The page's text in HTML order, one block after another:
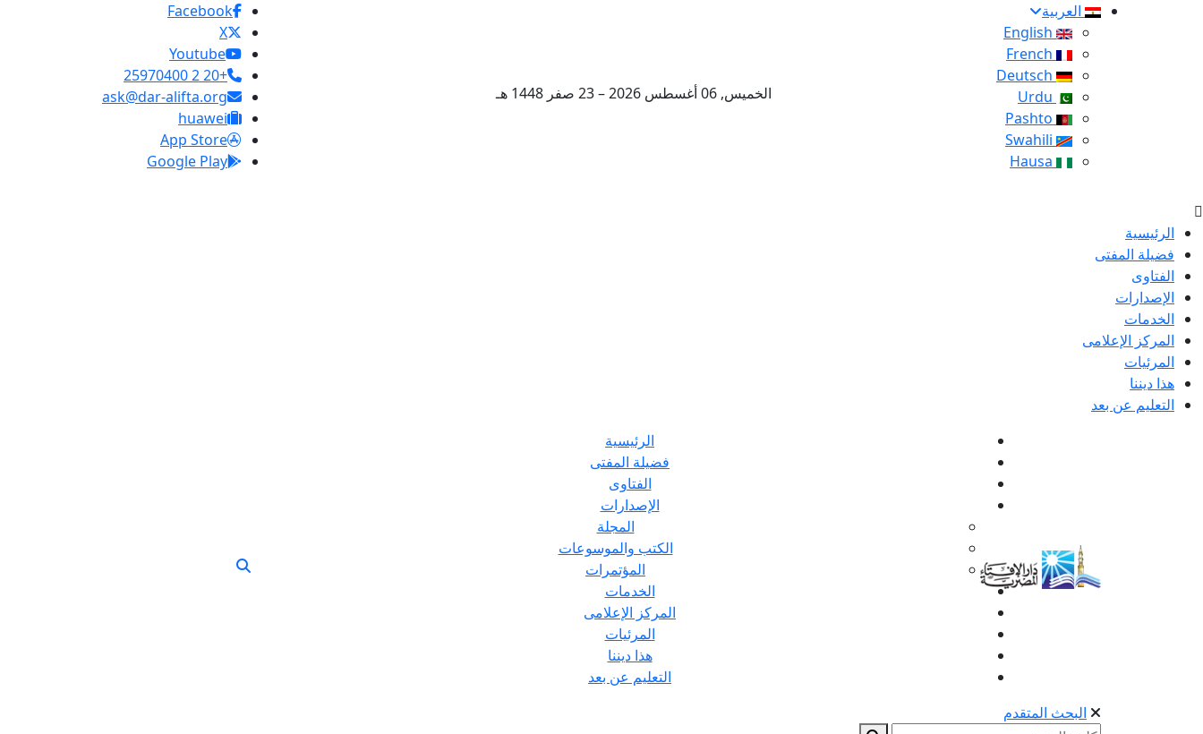
العربية
الخميس, 06 أغسطس 2026 – 23 صفر 1448 هـ
Facebook
X
Youtube
+20 2 25970400
ask@dar-alifta.org
huawei
App Store
Google Play
الرئيسية
فضيلة المفتى
الفتاوى
الإصدارات
الخدمات
المركز الإعلامى
المرئيات
هذا ديننا
التعليم عن بعد
الرئيسية
فضيلة المفتى
الفتاوى
الإصدارات
المجلة
الكتب والموسوعات
المؤتمرات
الخدمات
المركز الإعلامى
المرئيات
هذا ديننا
التعليم عن بعد
البحث المتقدم